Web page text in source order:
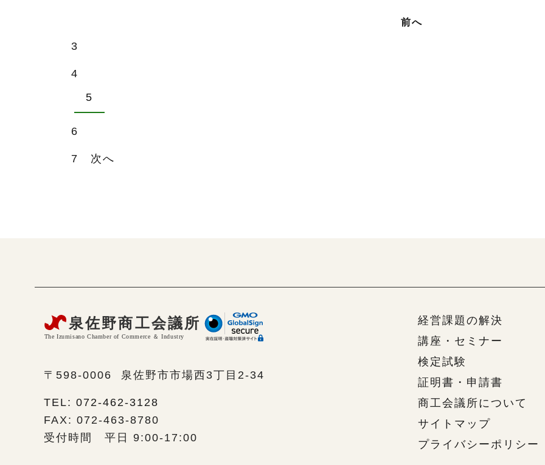
前へ
3
4
5
6
7 次へ
〒598-0006 泉佐野市市場西3丁目2-34
TEL: 072-462-3128
FAX: 072-463-8780
受付時間 平日 9:00-17:00
経営課題の解決
講座・セミナー
検定試験
証明書・申請書
商工会議所について
サイトマップ
プライバシーポリシー